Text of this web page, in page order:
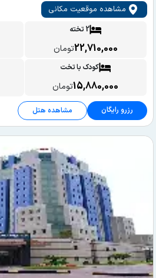
مشاهده موقعیت مکانی
2 تخته
22,710,000تومان
کودک با تخت
15,880,000تومان
رزرو رایگان مشاهده هتل